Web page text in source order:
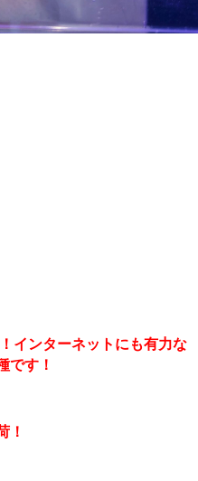
インターネットにも有力な
です！
！